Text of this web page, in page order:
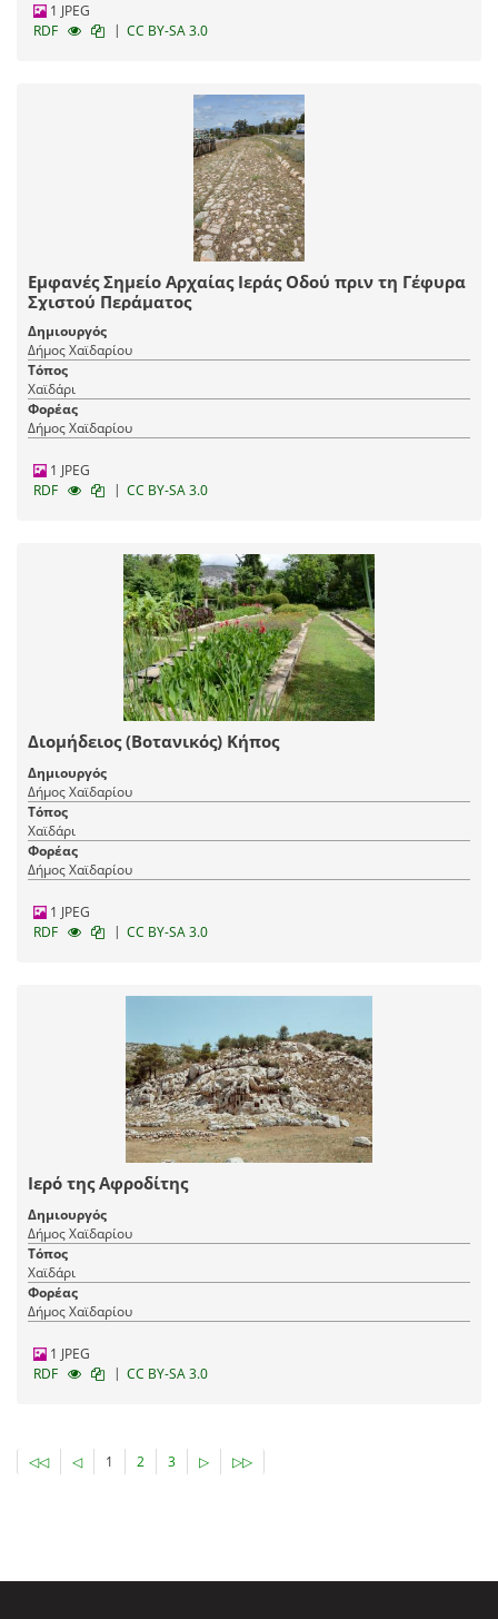
1 JPEG
RDF
| CC BY-SA 3.0
Εμφανές Σημείο Αρχαίας Ιεράς Οδού πριν τη Γέφυρα
Σχιστού Περάματος
Δημιουργός
Δήμος Χαϊδαρίου
Τόπος
Χαϊδάρι
Φορέας
Δήμος Χαϊδαρίου
1 JPEG
RDF
| CC BY-SA 3.0
Διομήδειος (Βοτανικός) Κήπος
Δημιουργός
Δήμος Χαϊδαρίου
Τόπος
Χαϊδάρι
Φορέας
Δήμος Χαϊδαρίου
1 JPEG
RDF
| CC BY-SA 3.0
Ιερό της Αφροδίτης
Δημιουργός
Δήμος Χαϊδαρίου
Τόπος
Χαϊδάρι
Φορέας
Δήμος Χαϊδαρίου
1 JPEG
RDF
| CC BY-SA 3.0
◁◁ ◁ 1 2 3 ▷ ▷▷